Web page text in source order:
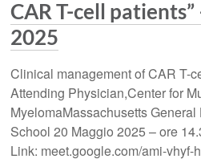
CAR T-cell
2025
Clinical management of CAR T-
Attending Physician,Center for
MyelomaMassachusetts
School 20 Maggio 2025 – ore
Link: meet.google.com/ami-vhyf-